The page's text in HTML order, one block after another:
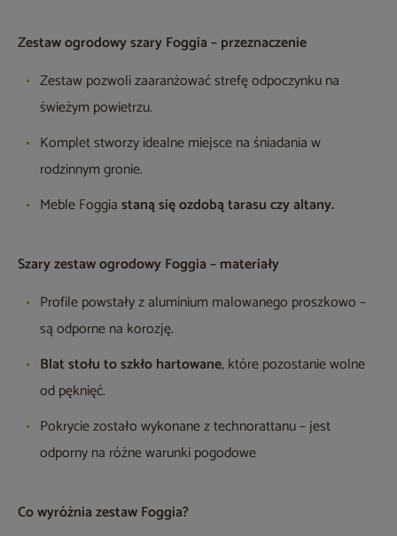
Zestaw ogrodowy szary Foggia – przeznaczenie
Zestaw pozwoli zaaranżować strefę odpoczynku na
świeżym powietrzu.
Komplet stworzy idealne miejsce na śniadania w
rodzinnym gronie.
Meble Foggiastaną się ozdobą tarasu czy altany.
Szary zestaw ogrodowy Foggia – materiały
Profile powstały z aluminium malowanego proszkowo –
są odporne na korozję.
Blat stołu to szkło hartowane, które pozostanie wolne
od pęknięć.
Pokrycie zostało wykonane z technorattanu – jest
odporny na różne warunki pogodowe
Co wyróżnia zestaw Foggia?